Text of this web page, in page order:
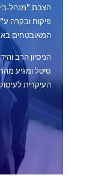
הצבת "מנהל-
פיקוח ובקרה
המאובטחים
הניסיון הרב
סיטל ומגיע
העיקרית